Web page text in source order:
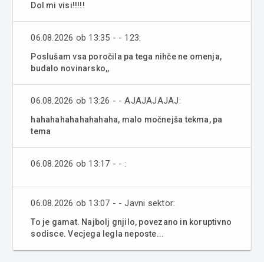
Dol mi visi!!!!!
06.08.2026 ob 13:35 - - 123:
Poslušam vsa poročila pa tega nihče ne omenja,
budalo novinarsko,,
06.08.2026 ob 13:26 - - AJAJAJAJAJ:
hahahahahahahahaha, malo močnejša tekma, pa
tema
06.08.2026 ob 13:17 - - :
06.08.2026 ob 13:07 - - Javni sektor:
To je gamat. Najbolj gnjilo, povezano in koruptivno
sodisce. Vecjega legla neposte...